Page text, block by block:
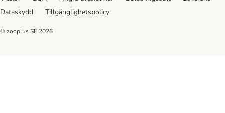
Dataskydd
Tillgänglighetspolicy
© zooplus SE 2026